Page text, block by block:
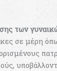
των
σε μέρη